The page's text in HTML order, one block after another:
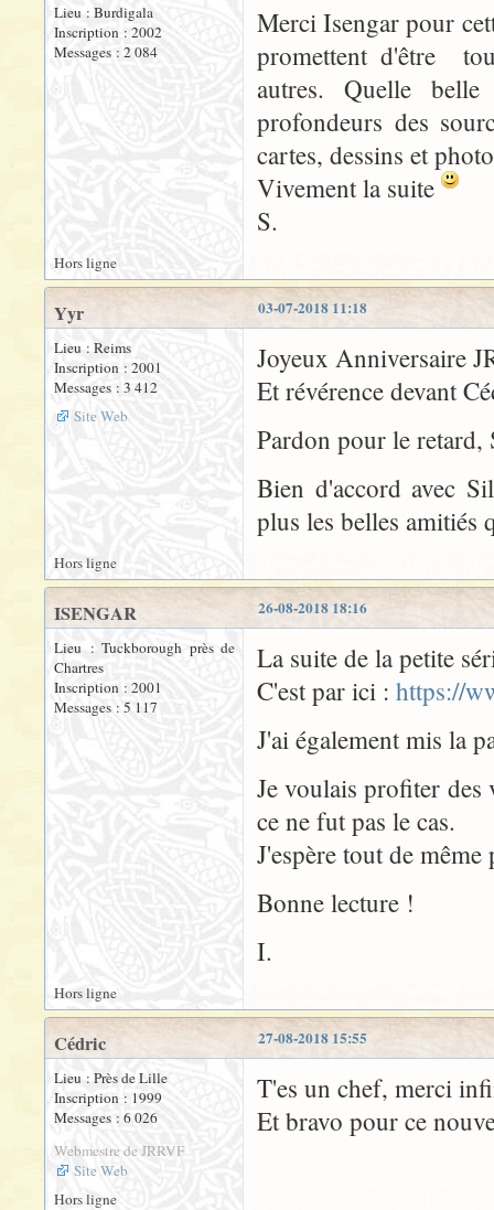
Lieu : Burdigala
Inscription : 2002
Messages : 2 084
Merci Isengar pour
promettent d'être
autres. Quelle
profondeurs des
cartes, dessins et
Vivement la suite
S.
Hors ligne
03-07-2018 11:18
Yyr
Lieu : Reims
Inscription : 2001
Messages : 3 412
Site Web
Joyeux Anniversaire
Et révérence devant
Pardon pour le
Bien d'accord avec
plus les belles amitiés
Hors ligne
26-08-2018 18:16
ISENGAR
Lieu : Tuckborough près de
Chartres
Inscription : 2001
Messages : 5 117
La suite de la petite
C'est par ici : https://
J'ai également mis la
Je voulais profiter des
ce ne fut pas le cas.
J'espère tout de
Bonne lecture !
I.
Hors ligne
27-08-2018 15:55
Cédric
Lieu : Près de Lille
Inscription : 1999
Messages : 6 026
Webmestre de JRRVF
Site Web
T'es un chef, merci
Et bravo pour ce
Hors ligne